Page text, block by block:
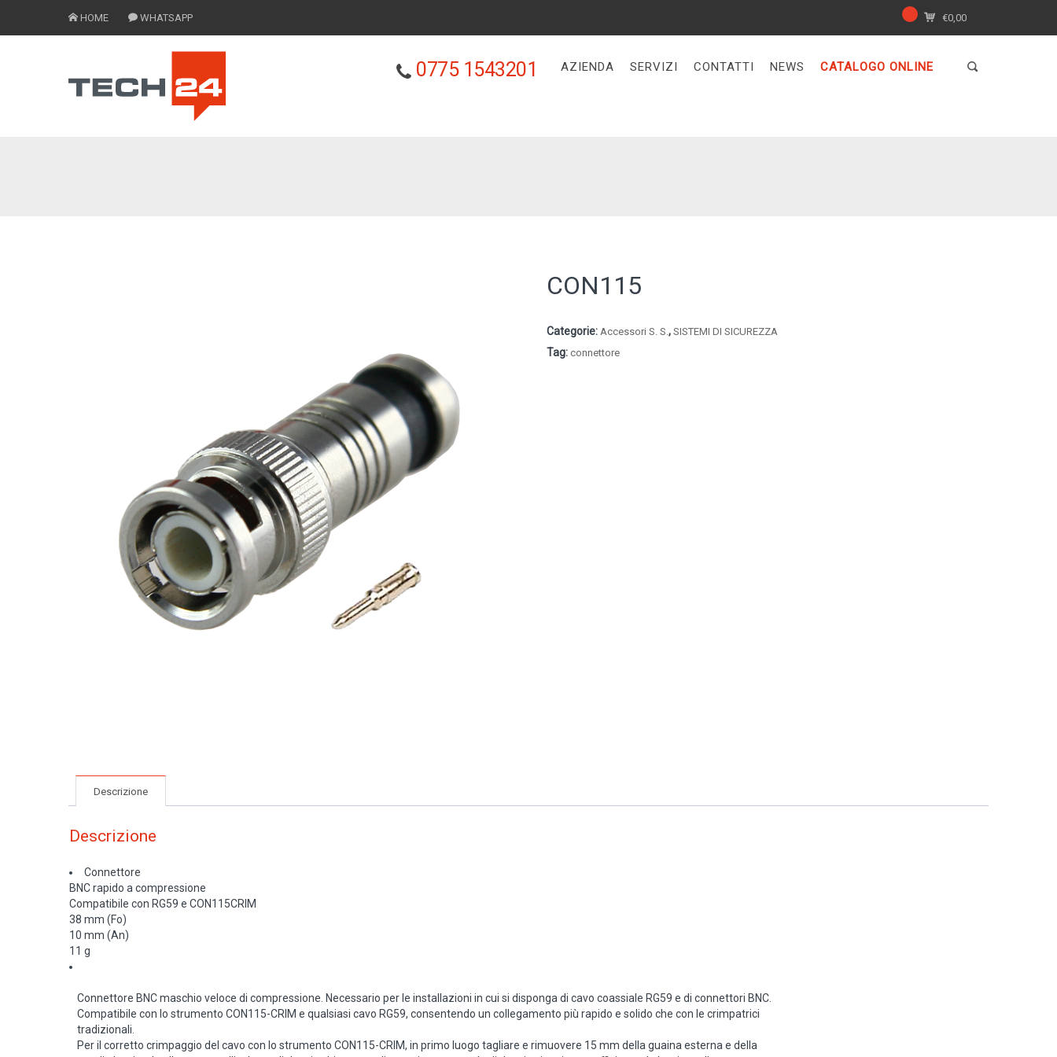
HOME WHATSAPP €0,00
0775 1543201 AZIENDA SERVIZI CONTATTI NEWS CATALOGO ONLINE
CON115
Categorie: Accessori S. S.,SISTEMI DI SICUREZZA
Tag:connettore
Descrizione
Descrizione
Connettore
BNC rapido a compressione
Compatibile con RG59 e CON115CRIM
38 mm (Fo)
10 mm (An)
11 g
Connettore BNC maschio veloce di compressione. Necessario per le installazioni in cui si disponga di cavo coassiale RG59 e di connettori BNC.
Compatibile con lo strumento CON115-CRIM e qualsiasi cavo RG59, consentendo un collegamento più rapido e solido che con le crimpatrici
tradizionali.
Per il corretto crimpaggio del cavo con lo strumento CON115-CRIM, in primo luogo tagliare e rimuovere 15 mm della guaina esterna e della